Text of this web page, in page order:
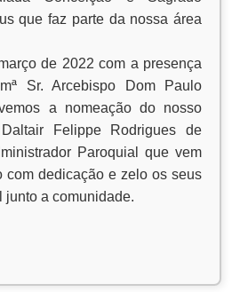
que faz parte da nossa área
de 2022 com a presença
Sr. Arcebispo Dom Paulo
a nomeação do nosso
Felippe Rodrigues de
Paroquial que vem
com dedicação e zelo os seus
junto a comunidade.